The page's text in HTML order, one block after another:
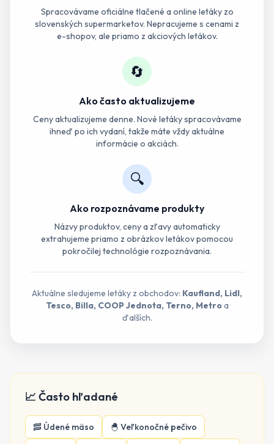
Spracovávame oficiálne tlačené a online letáky zo
slovenských supermarketov. Nepracujeme s cenami z
e-shopov, ale priamo z akciových letákov.
🔄
Ako často aktualizujeme
Ceny aktualizujeme denne. Nové letáky spracovávame
ihneď po ich vydaní, takže máte vždy aktuálne
informácie o akciách.
🔍
Ako rozpoznávame produkty
Názvy produktov, ceny a zľavy automaticky
extrahujeme priamo z obrázkov letákov pomocou
pokročilej technológie rozpoznávania.
Aktuálne sledujeme letáky z obchodov: Kaufland, Lidl,
Tesco, Billa, COOP Jednota, Terno, Metroa
ďalších.
📈 Často hľadané
🥓 Údené mäso 🐣 Veľkonočné pečivo